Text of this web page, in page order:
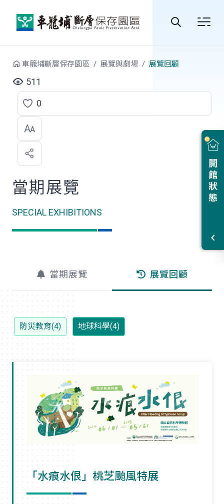
站
尋
開館狀態
車籠埔斷層保存園區 展覽與劇場 展覽回顧
511
點
選
喜
歡
0
當期展覽
SPECIAL EXHIBITIONS
當期展覽 展覽回顧
防災教育(4) 地球科學(4)
「水痕水佷」桃芝颱風特展